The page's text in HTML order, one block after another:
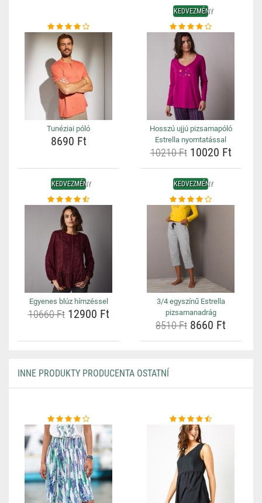
Tunéziai póló
8690 Ft
KEDVEZMÉNY
Hosszú ujjú pizsamapóló
Estrella nyomtatással
10210 Ft10020 Ft
KEDVEZMÉNY
Egyenes blúz hímzéssel
10660 Ft12900 Ft
KEDVEZMÉNY
3/4 egyszínű Estrella
pizsamanadrág
8510 Ft 8660 Ft
INNE PRODUKTY PRODUCENTA OSTATNÍ